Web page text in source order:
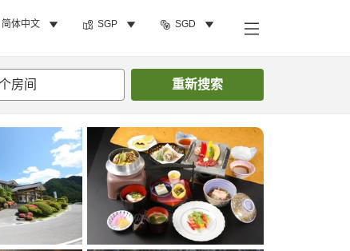
简体中文 SGP SGD
房间 重新搜索
搜索客房